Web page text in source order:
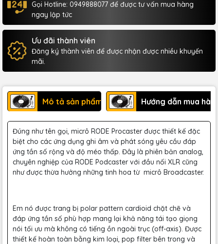
Gọi Hotline: 0949888077 để được tư vấn mua hàng
ngay lập tức
Ưu đãi thành viên
Đăng ký thành viên để được nhận được nhiều khuyến
mãi.
Mô tả sản phẩm Hướng dẫn mua
Đúng như tên gọi, micrô RODE Procaster được thiết kế đặc
biệt cho các ứng dụng ghi âm và phát sóng yêu cầu đáp
ứng tần số rộng và độ méo thấp. Đây là phiên bản analog,
chuyên nghiệp của RODE Podcaster với đầu nối XLR cũng
như được thừa hưởng những tinh hoa từ micrô Broadcaster.
Em nó được trang bị polar pattern cardioid chặt chẽ và
đáp ứng tần số phù hợp mang lại khả năng tái tạo giọng
nói tối ưu mà không có tiếng ồn ngoài trục (off-axis). Được
thiết kế hoàn toàn bằng kim loại, pop filter bên trong và